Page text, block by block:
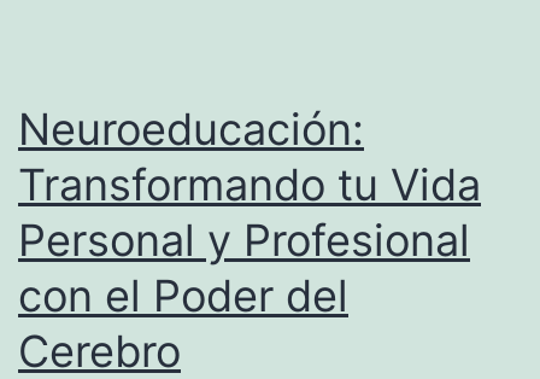
Neuroeducación:
Transformando tu Vida
Personal y Profesional
con el Poder del
Cerebro